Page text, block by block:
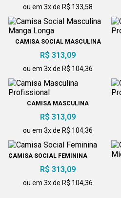
ou em 3x de R$ 133,58
CAMISA SOCIAL MASCULINA
MANGA LONGA
R$ 313,09
ou em 3x de R$ 104,36
CAMISA MASCULINA
PROFISSIONAL
R$ 313,09
ou em 3x de R$ 104,36
CAMISA SOCIAL FEMININA
R$ 313,09
ou em 3x de R$ 104,36